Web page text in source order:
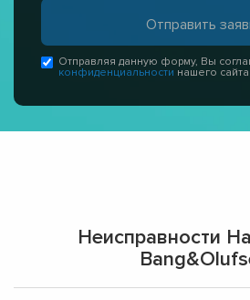
Отправляя данную форму, Вы
конфиденциальности нашего сайта
Неисправности